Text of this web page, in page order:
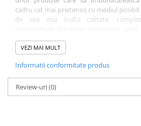
cadru cat mai prietenos cu mediul
de cea mai inalta calitate,
minim asupra mediului inconjurator si au
VEZI MAI MULT
Informatii conformitate produs
Review-uri(0)